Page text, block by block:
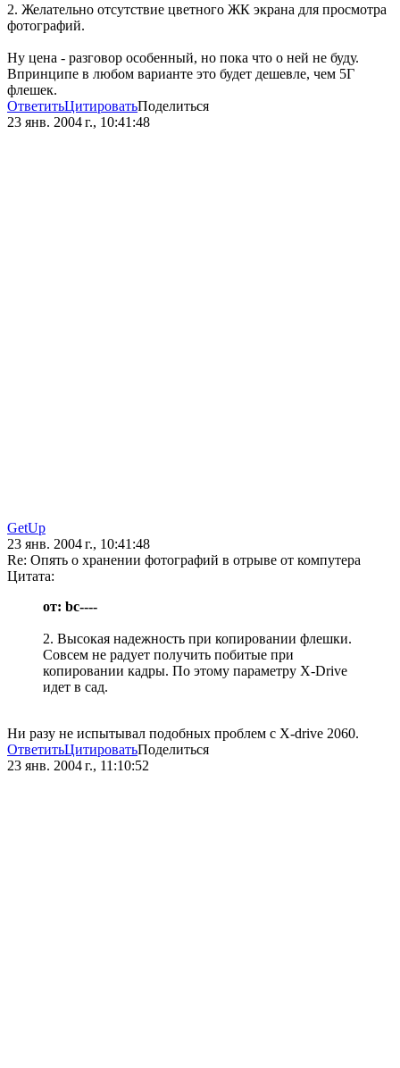
2. Желательно отсутствие цветного ЖК экрана для просмотра
фотографий.
Ну цена - разговор особенный, но пока что о ней не буду.
Впринципе в любом варианте это будет дешевле, чем 5Г
флешек.
ОтветитьЦитироватьПоделиться
23 янв. 2004 г., 10:41:48
GetUp
23 янв. 2004 г., 10:41:48
Re: Опять о хранении фотографий в отрыве от компутера
Цитата:
от: bc----
2. Высокая надежность при копировании флешки.
Совсем не радует получить побитые при
копировании кадры. По этому параметру X-Drive
идет в сад.
Ни разу не испытывал подобных проблем с X-drive 2060.
ОтветитьЦитироватьПоделиться
23 янв. 2004 г., 11:10:52